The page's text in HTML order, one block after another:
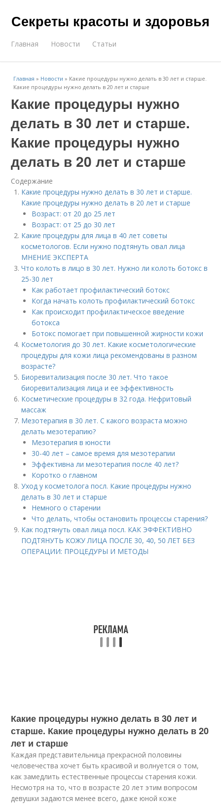
Секреты красоты и здоровья
Главная Новости Статьи
Главная » Новости » Какие процедуры нужно делать в 30 лет и старше.
Какие процедуры нужно делать в 20 лет и старше
Какие процедуры нужно
делать в 30 лет и старше.
Какие процедуры нужно
делать в 20 лет и старше
Содержание
Какие процедуры нужно делать в 30 лет и старше.
Какие процедуры нужно делать в 20 лет и старше
Возраст: от 20 до 25 лет
Возраст: от 25 до 30 лет
Какие процедуры для лица в 40 лет советы
косметологов. Если нужно подтянуть овал лица
МНЕНИЕ ЭКСПЕРТА
Что колоть в лицо в 30 лет. Нужно ли колоть ботокс в
25-30 лет
Как работает профилактический ботокс
Когда начать колоть профилактический ботокс
Как происходит профилактическое введение
ботокса
Ботокс помогает при повышенной жирности кожи
Косметология до 30 лет. Какие косметологические
процедуры для кожи лица рекомендованы в разном
возрасте?
Биоревитализация после 30 лет. Что такое
биоревитализация лица и ее эффективность
Косметические процедуры в 32 года. Нефритовый
массаж
Мезотерапия в 30 лет. С какого возраста можно
делать мезотерапию?
Мезотерапия в юности
30-40 лет – самое время для мезотерапии
Эффективна ли мезотерапия после 40 лет?
Коротко о главном
Уход у косметолога посл. Какие процедуры нужно
делать в 30 лет и старше
Немного о старении
Что делать, чтобы остановить процессы старения?
Как подтянуть овал лица посл. КАК ЭФФЕКТИВНО
ПОДТЯНУТЬ КОЖУ ЛИЦА ПОСЛЕ 30, 40, 50 ЛЕТ БЕЗ
ОПЕРАЦИИ: ПРОЦЕДУРЫ И МЕТОДЫ
Какие процедуры нужно делать в 30 лет и
старше. Какие процедуры нужно делать в 20
лет и старше
Каждая представительница прекрасной половины
человечества хочет быть красивой и волнуется о том,
как замедлить естественные процессы старения кожи.
Несмотря на то, что в возрасте 20 лет этим вопросом
девушки задаются менее всего, даже юной коже